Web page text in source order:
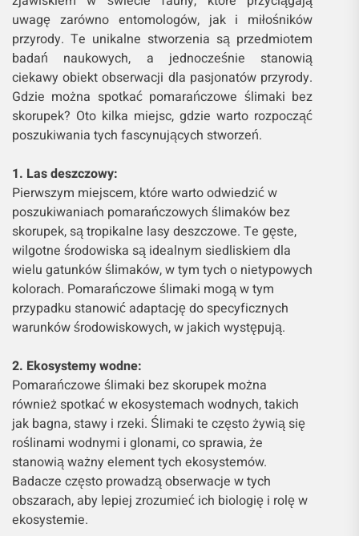
uwagę zarówno entomologów, jak i miłośników
przyrody. Te unikalne stworzenia są przedmiotem
badań naukowych, a jednocześnie stanowią
ciekawy obiekt obserwacji dla pasjonatów przyrody.
Gdzie można spotkać pomarańczowe ślimaki bez
skorupek? Oto kilka miejsc, gdzie warto rozpocząć
poszukiwania tych fascynujących stworzeń.
1. Las deszczowy:
Pierwszym miejscem, które warto odwiedzić w
poszukiwaniach pomarańczowych ślimaków bez
skorupek, są tropikalne lasy deszczowe. Te gęste,
wilgotne środowiska są idealnym siedliskiem dla
wielu gatunków ślimaków, w tym tych o nietypowych
kolorach. Pomarańczowe ślimaki mogą w tym
przypadku stanowić adaptację do specyficznych
warunków środowiskowych, w jakich występują.
2. Ekosystemy wodne:
Pomarańczowe ślimaki bez skorupek można
również spotkać w ekosystemach wodnych, takich
jak bagna, stawy i rzeki. Ślimaki te często żywią się
roślinami wodnymi i glonami, co sprawia, że
stanowią ważny element tych ekosystemów.
Badacze często prowadzą obserwacje w tych
obszarach, aby lepiej zrozumieć ich biologię i rolę w
ekosystemie.